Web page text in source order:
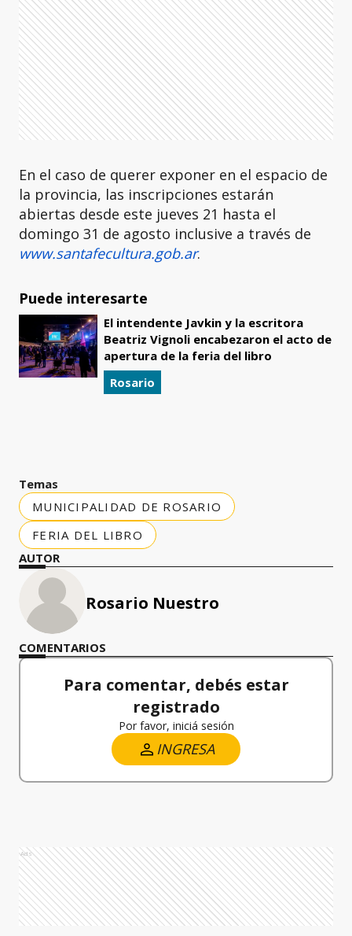
En el caso de querer exponer en el espacio de
la provincia, las inscripciones estarán
abiertas desde este jueves 21 hasta el
domingo 31 de agosto inclusive a través de
www.santafecultura.gob.ar.
Puede interesarte
El intendente Javkin y la escritora
Beatriz Vignoli encabezaron el acto de
apertura de la feria del libro
Rosario
Temas
MUNICIPALIDAD DE ROSARIO
FERIA DEL LIBRO
AUTOR
Rosario Nuestro
COMENTARIOS
Para comentar, debés estar
registrado
Por favor, iniciá sesión
INGRESA
Ads